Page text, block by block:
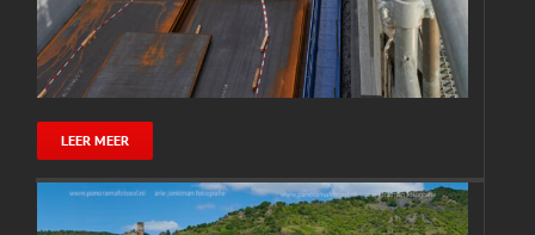
LEER MEER